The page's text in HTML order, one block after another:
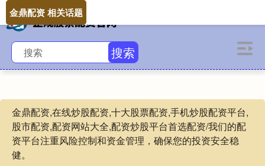
搜索
金鼎配资,在线炒股配资,十大股票配资,手机炒股配资平台,
股市配资,配资网站大全,配资炒股平台首选配资/我们的配
资平台注重风险控制和资金管理，确保您的投资安全稳
健。
金鼎配资 相关话题